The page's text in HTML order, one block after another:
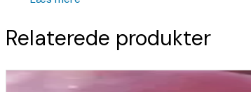
Yacon trives bedst på en solrig
formeringsknoldene kan de opbevares
Yacon bidrager til et sundt havemiljø
Relaterede produkter